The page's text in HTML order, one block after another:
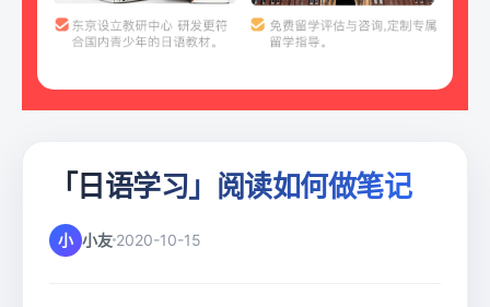
「日语学习」阅读如何做笔记
小 小友 2020-10-15